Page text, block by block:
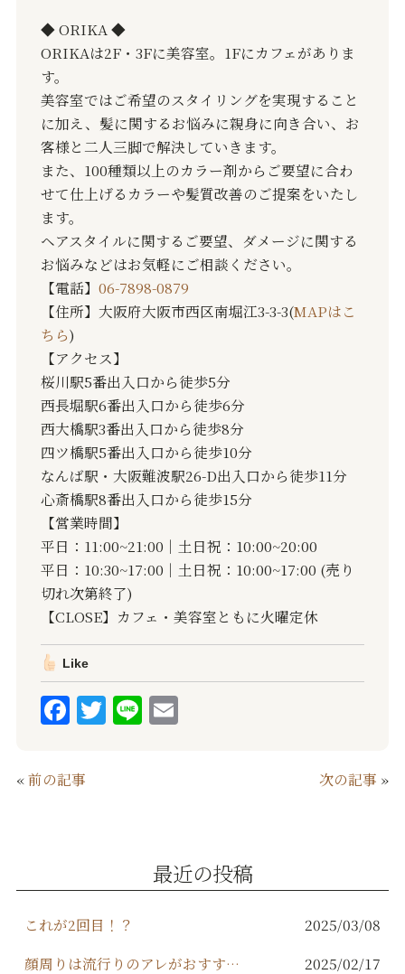
◆ ORIKA ◆
ORIKAは2F・3Fに美容室。1Fにカフェがありま
す。
美容室ではご希望のスタイリングを実現すること
に加え、髪に関するお悩みに親身に向き合い、お
客様と二人三脚で解決していきます。
また、100種類以上のカラー剤からご要望に合わ
せて仕上げるカラーや髪質改善のご提案をいたし
ます。
ヘアスタイルに関するご要望、ダメージに関する
お悩みなどはお気軽にご相談ください。
【電話】 06-7898-0879
【住所】大阪府大阪市西区南堀江3-3-3(MAPはこ
ちら)
【アクセス】
桜川駅5番出入口から徒歩5分
西長堀駅6番出入口から徒歩6分
西大橋駅3番出入口から徒歩8分
四ツ橋駅5番出入口から徒歩10分
なんば駅・大阪難波駅26-D出入口から徒歩11分
心斎橋駅8番出入口から徒歩15分
【営業時間】
平日：11:00~21:00｜土日祝：10:00~20:00
平日：10:30~17:00｜土日祝：10:00~17:00 (売り
切れ次第終了)
【CLOSE】カフェ・美容室ともに火曜定休
Like
F
c
e
o
k
T LiE
«前の記事 次の記事 »
最近の投稿
これが2回目！？
2025/03/08
顔周りは流行りのアレがおすすめ！
2025/02/17